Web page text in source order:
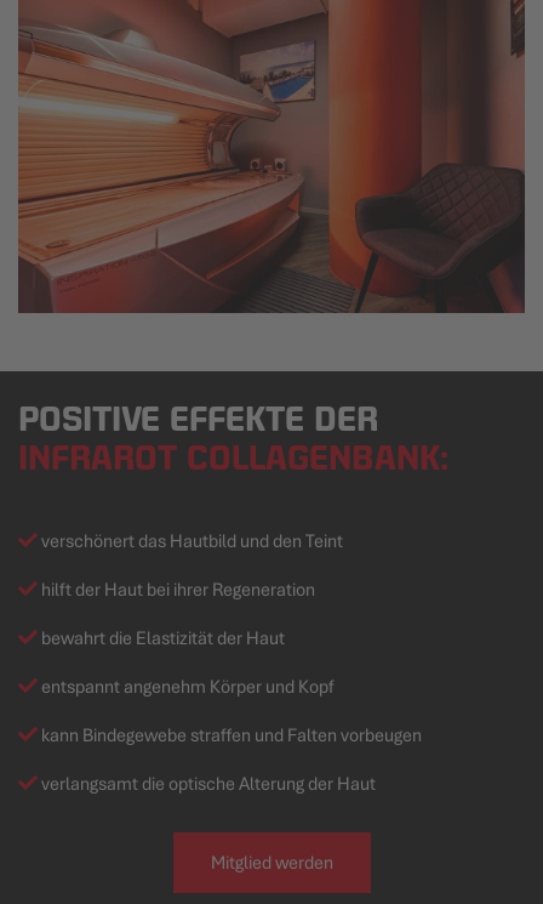
POSITIVE EFFEKTE DER
INFRAROT COLLAGENBANK:
verschönert das Hautbild und den Teint
hilft der Haut bei ihrer Regeneration
bewahrt die Elastizität der Haut
entspannt angenehm Körper und Kopf
kann Bindegewebe straffen und Falten vorbeugen
verlangsamt die optische Alterung der Haut
Mitglied werden